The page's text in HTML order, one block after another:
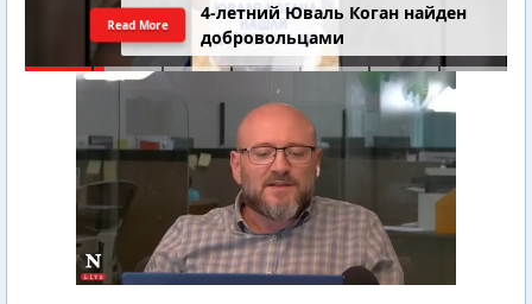
4-летний Юваль Коган найден
добровольцами
Read More